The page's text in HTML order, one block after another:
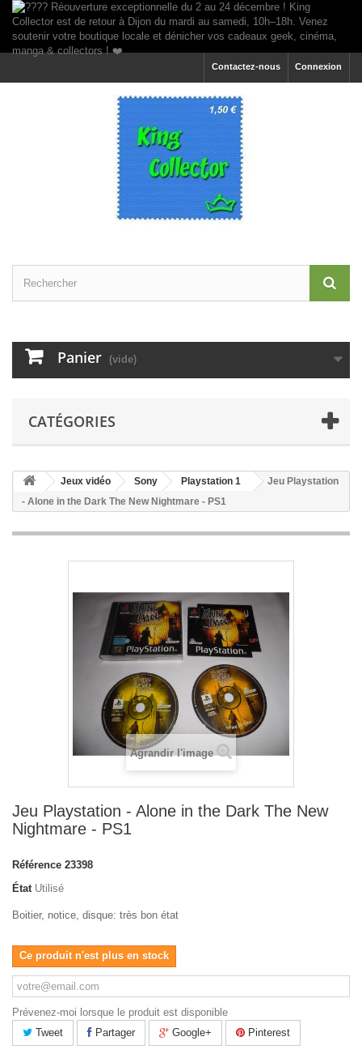
Connexion
Contactez-nous
Panier (vide)
CATÉGORIES
Jeux vidéo Sony Playstation 1
Jeu Playstation
- Alone in the Dark The New Nightmare - PS1
Agrandir l'image
Jeu Playstation - Alone in the Dark The New
Nightmare - PS1
Référence 23398
État Utilisé
Boitier, notice, disque: très bon état
Ce produit n'est plus en stock
Prévenez-moi lorsque le produit est disponible
Tweet
Partager Google+ Pinterest